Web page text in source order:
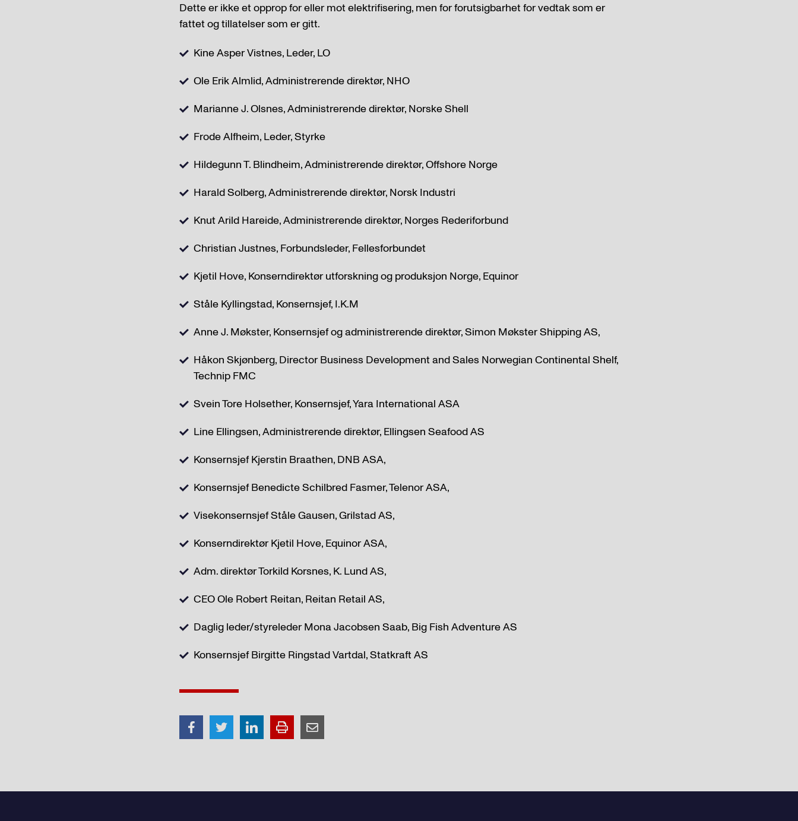
Dette er ikke et opprop for eller mot elektrifisering, men for forutsigbarhet for vedtak som er
fattet og tillatelser som er gitt.
Kine Asper Vistnes, Leder, LO
Ole Erik Almlid, Administrerende direktør, NHO
Marianne J. Olsnes, Administrerende direktør, Norske Shell
Frode Alfheim, Leder, Styrke
Hildegunn T. Blindheim, Administrerende direktør, Offshore Norge
Harald Solberg, Administrerende direktør, Norsk Industri
Knut Arild Hareide, Administrerende direktør, Norges Rederiforbund
Christian Justnes, Forbundsleder, Fellesforbundet
Kjetil Hove, Konserndirektør utforskning og produksjon Norge, Equinor
Ståle Kyllingstad, Konsernsjef, I.K.M
Anne J. Møkster, Konsernsjef og administrerende direktør, Simon Møkster Shipping AS,
Håkon Skjønberg, Director Business Development and Sales Norwegian Continental Shelf,
Technip FMC
Svein Tore Holsether, Konsernsjef, Yara International ASA
Line Ellingsen, Administrerende direktør, Ellingsen Seafood AS
Konsernsjef Kjerstin Braathen, DNB ASA,
Konsernsjef Benedicte Schilbred Fasmer, Telenor ASA,
Visekonsernsjef Ståle Gausen, Grilstad AS,
Konserndirektør Kjetil Hove, Equinor ASA,
Adm. direktør Torkild Korsnes, K. Lund AS,
CEO Ole Robert Reitan, Reitan Retail AS,
Daglig leder/styreleder Mona Jacobsen Saab, Big Fish Adventure AS
Konsernsjef Birgitte Ringstad Vartdal, Statkraft AS